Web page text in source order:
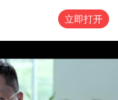
立即打开